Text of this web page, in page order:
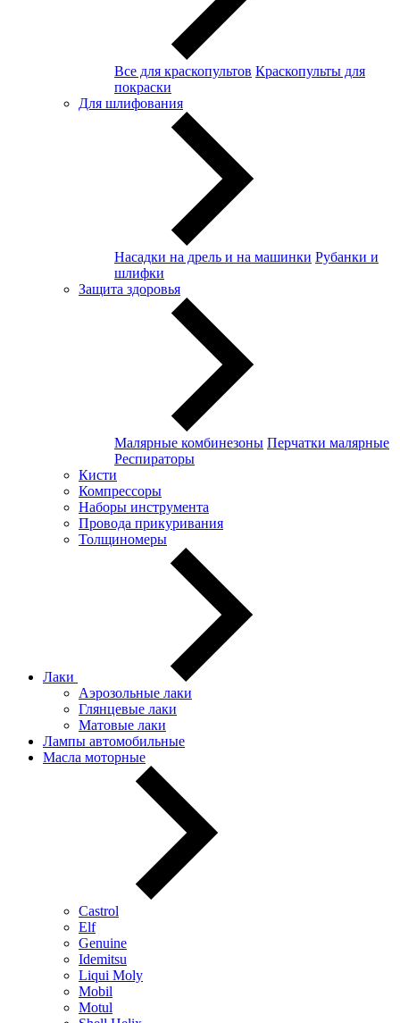
Все для краскопультов Краскопульты для
покраски
Для шлифования
Насадки на дрель и на машинки Рубанки и
шлифки
Защита здоровья
Малярные комбинезоны Перчатки малярные
Респираторы
Кисти
Компрессоры
Наборы инструмента
Провода прикуривания
Толщиномеры
Лаки
Аэрозольные лаки
Глянцевые лаки
Матовые лаки
Лампы автомобильные
Масла моторные
Castrol
Elf
Genuine
Idemitsu
Liqui Moly
Mobil
Motul